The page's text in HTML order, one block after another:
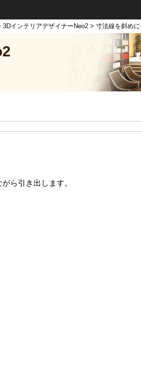
3DインテリアデザイナーNeo2 > 寸法線を斜め
ら引き出します。